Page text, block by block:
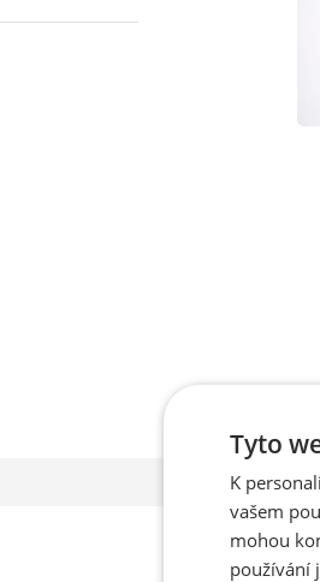
Tyto
K
vašem
mohou
používání